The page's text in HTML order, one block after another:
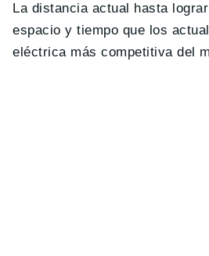
La distancia actual hasta
espacio y tiempo que los
eléctrica más competitiva del